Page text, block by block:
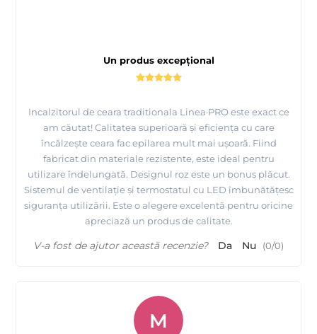
Tutorial complet de epilare cu ceara elastica de calitate
premium - Depilflax
Un produs excepțional
Incalzitorul de ceara traditionala Linea·PRO este exact ce
am căutat! Calitatea superioară și eficiența cu care
încălzește ceara fac epilarea mult mai ușoară. Fiind
fabricat din materiale rezistente, este ideal pentru
utilizare îndelungată. Designul roz este un bonus plăcut.
Sistemul de ventilație și termostatul cu LED îmbunătățesc
siguranța utilizării. Este o alegere excelentă pentru oricine
apreciază un produs de calitate.
V-a fost de ajutor această recenzie? Da Nu (0/0)
M